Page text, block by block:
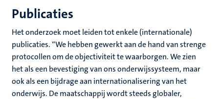
Publicaties
Het onderzoek moet leiden tot enkele (internationale)
publicaties. “We hebben gewerkt aan de hand van strenge
protocollen om de objectiviteit te waarborgen. We zien
het als een bevestiging van ons onderwijssysteem, maar
ook als een bijdrage aan internationalisering van het
onderwijs. De maatschappij wordt steeds globaler,